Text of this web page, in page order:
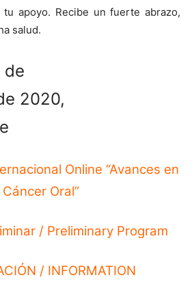
tu apoyo. Recibe un fuerte abrazo,
salud.
de
2020,
Online “Avances en
Cáncer Oral”
/ Preliminary Program
/ INFORMATION